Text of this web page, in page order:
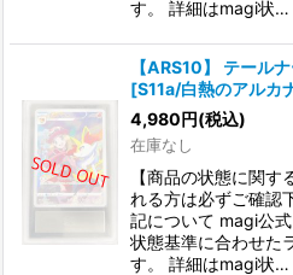
す。 詳細はmagi状…
【ARS10】 テール
[S11a/白熱のアルカ
4,980円(税込)
在庫なし
【商品の状態に関
れる方は必ずご確認
記について magi公
状態基準に合わせた
す。 詳細はmagi状…